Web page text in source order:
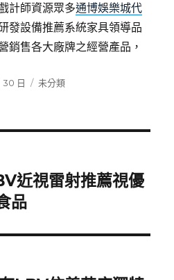
計師資源眾多通博娛樂城代
發設備推薦系統家具領導品
銷售各大廠牌之經營產品，
30 日
分
未分類
近視雷射推薦視優
品